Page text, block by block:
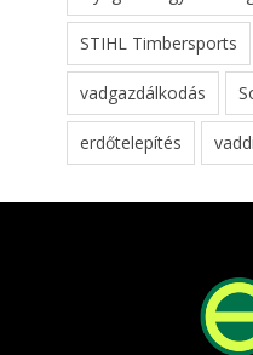
STIHL Timbersports
vadgazdálkodás
erdőtelepítés